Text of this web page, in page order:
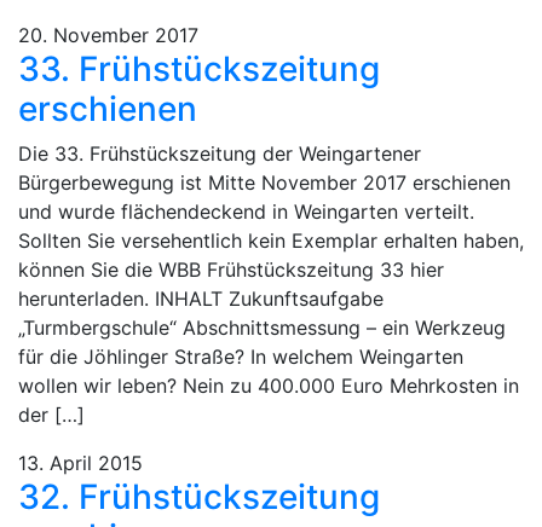
20. November 2017
33. Frühstückszeitung
erschienen
Die 33. Frühstückszeitung der Weingartener
Bürgerbewegung ist Mitte November 2017 erschienen
und wurde flächendeckend in Weingarten verteilt.
Sollten Sie versehentlich kein Exemplar erhalten haben,
können Sie die WBB Frühstückszeitung 33 hier
herunterladen. INHALT Zukunftsaufgabe
„Turmbergschule“ Abschnittsmessung – ein Werkzeug
für die Jöhlinger Straße? In welchem Weingarten
wollen wir leben? Nein zu 400.000 Euro Mehrkosten in
der […]
13. April 2015
32. Frühstückszeitung